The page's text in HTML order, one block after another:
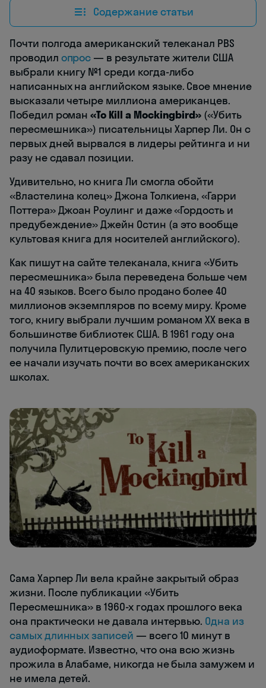
Содержание статьи
Почти полгода американский телеканал PBS
проводил опрос — в результате жители США
выбрали книгу №1 среди когда-либо
написанных на английском языке. Свое мнение
высказали четыре миллиона американцев.
Победил роман«To Kill a Mockingbird» («Убить
пересмешника») писательницы Харпер Ли. Он с
первых дней вырвался в лидеры рейтинга и ни
разу не сдавал позиции.
Удивительно, но книга Ли смогла обойти
«Властелина колец» Джона Толкиена, «Гарри
Поттера» Джоан Роулинг и даже «Гордость и
предубеждение» Джейн Остин (а это вообще
культовая книга для носителей английского).
Как пишут на сайте телеканала, книга «Убить
пересмешника» была переведена больше чем
на 40 языков. Всего было продано более 40
миллионов экземпляров по всему миру. Кроме
того, книгу выбрали лучшим романом XX века в
большинстве библиотек США. В 1961 году она
получила Пулитцеровскую премию, после чего
ее начали изучать почти во всех американских
школах.
Сама Харпер Ли вела крайне закрытый образ
жизни. После публикации «Убить
Пересмешника» в 1960-х годах прошлого века
она практически не давала интервью. Одна из
самых длинных записей — всего 10 минут в
аудиоформате. Известно, что она всю жизнь
прожила в Алабаме, никогда не была замужем и
не имела детей.